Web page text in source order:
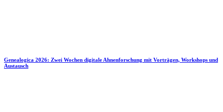
Genealogica 2026: Zwei Wochen digitale Ahnenforschung mit Vorträgen, Workshops und
Austausch